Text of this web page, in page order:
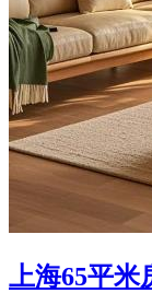
上海65平米